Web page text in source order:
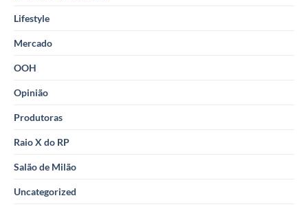
Lifestyle
Mercado
OOH
Opinião
Produtoras
Raio X do RP
Salão de Milão
Uncategorized